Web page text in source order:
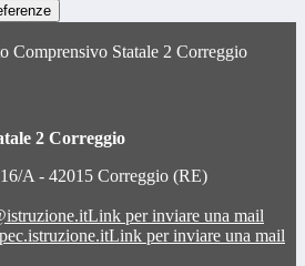
Comprensivo Statale 2 Correggio
2 Correggio
A - 42015 Correggio (RE)
Link per inviare una mail
Link per inviare una mail